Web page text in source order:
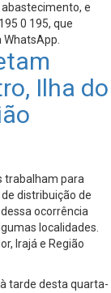
e
0 195, que
Ilha do
trabalham para
distribuição de
ocorrência
localidades.
Irajá e Região
tarde desta quarta-